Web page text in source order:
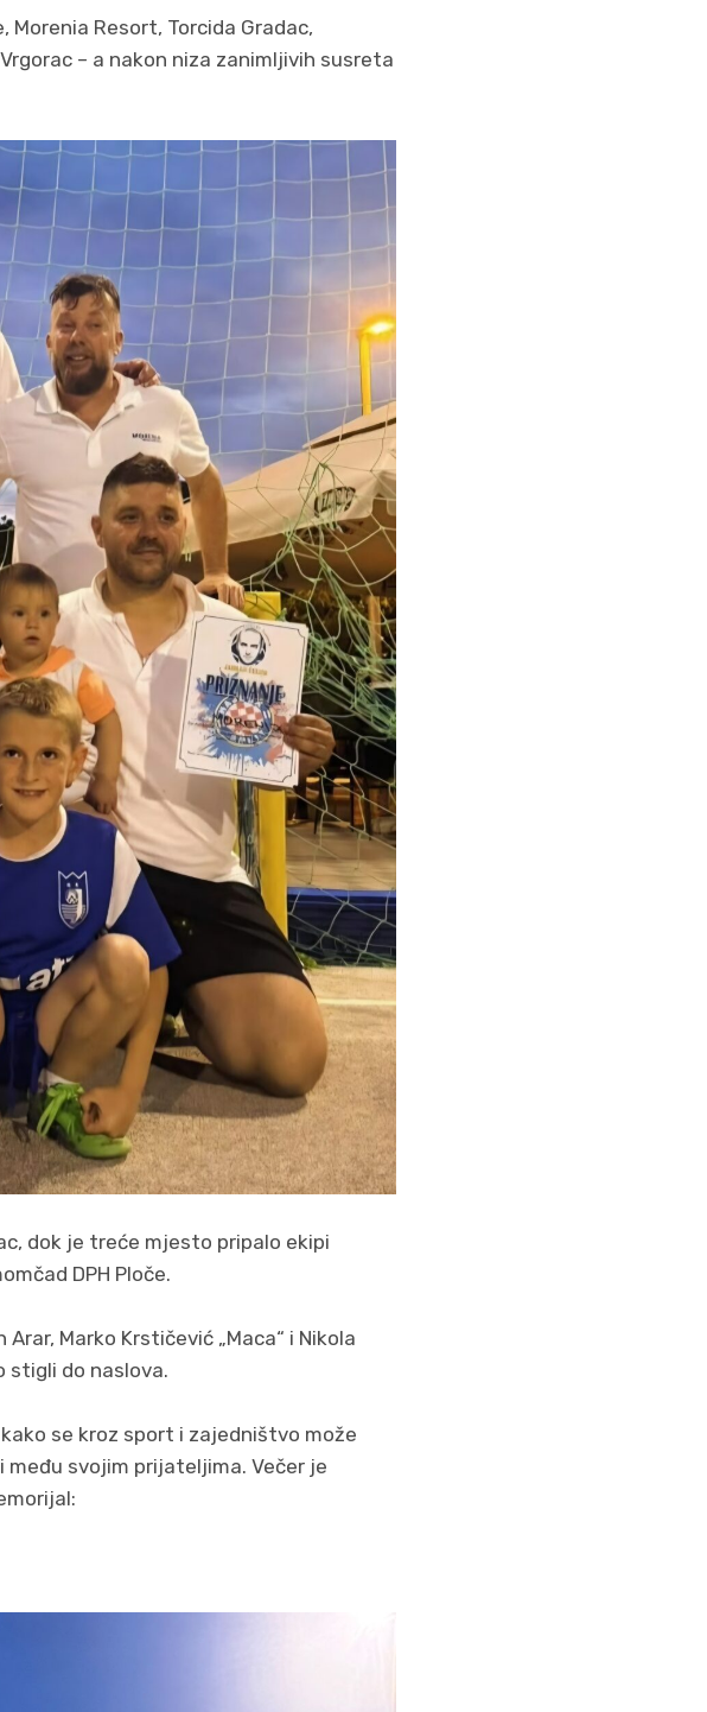
Morenia Resort, Torcida Gradac,
Vrgorac – a nakon niza zanimljivih susreta
dok je treće mjesto pripalo ekipi
DPH Ploče.
Marko Krstičević „Maca“ i Nikola
stigli do naslova.
se kroz sport i zajedništvo može
svojim prijateljima. Večer je